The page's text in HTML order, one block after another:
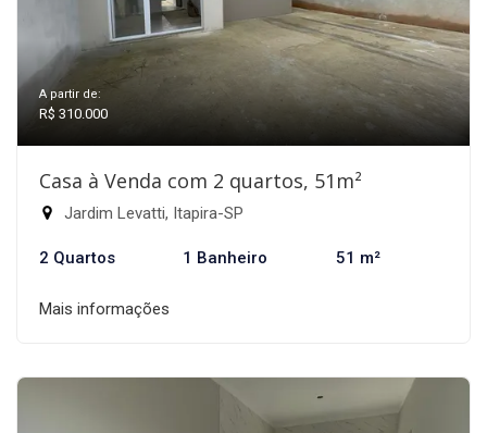
A partir de:
R$ 310.000
Casa à Venda com 2 quartos, 51m²
Jardim Levatti, Itapira-SP
2 Quartos 1 Banheiro 51 m²
Mais informações